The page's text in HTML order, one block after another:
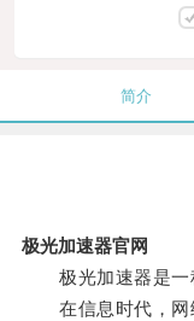
简介
极光加速器官网
极光加速器是一
在信息时代，网